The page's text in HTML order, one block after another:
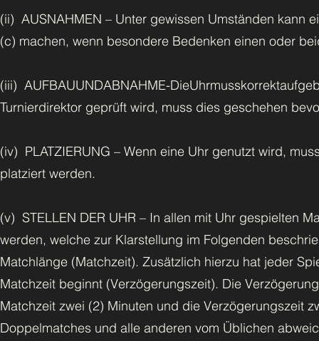
(ii) AUSNAHMEN – Unter gewissen Umständen kann
(c) machen, wenn besondere Bedenken einen oder
(iii) AUFBAUUNDABNAHME-
Turnierdirektor geprüft wird, muss dies geschehen
(iv) PLATZIERUNG – Wenn eine Uhr genutzt wird,
platziert werden.
(v) STELLEN DER UHR – In allen mit Uhr gespielten
werden, welche zur Klarstellung im Folgenden
Matchlänge (Matchzeit). Zusätzlich hierzu hat jeder
Matchzeit beginnt (Verzögerungszeit). Die
Matchzeit zwei (2) Minuten und die Verzögerungszeit
Doppelmatches und alle anderen vom Üblichen